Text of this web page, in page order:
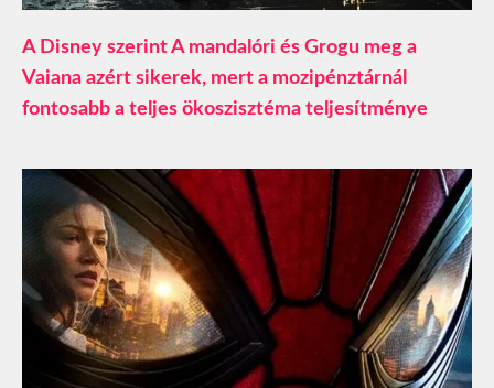
A Disney szerint A mandalóri és Grogu meg a
Vaiana azért sikerek, mert a mozipénztárnál
fontosabb a teljes ökoszisztéma teljesítménye